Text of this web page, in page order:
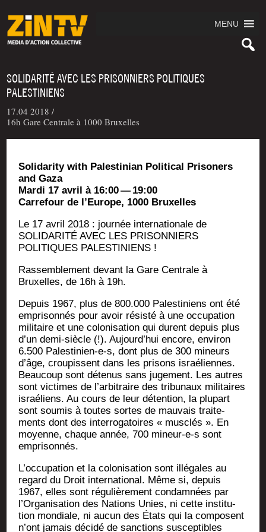
MENU
SOLIDARITÉ AVEC LES PRISONNIERS POLITIQUES
PALESTINIENS
17.04 2018 /
16h Gare Centrale à 1000 Bruxelles
Soli­da­ri­ty with Pales­ti­nian Poli­ti­cal Pri­so­ners
and Gaza
Mar­di 17 avril à 16:00 — 19:00
Car­re­four de l’Eu­rope, 1000 Bruxelles
Le 17 avril 2018 : jour­née inter­na­tio­nale de
SOLIDARITÉ AVEC LES PRISONNIERS
POLITIQUES PALESTINIENS !
Ras­sem­ble­ment devant la Gare Cen­trale à
Bruxelles, de 16h à 19h.
Depuis 1967, plus de 800.000 Pales­ti­niens ont été
empri­son­nés pour avoir résis­té à une occu­pa­tion
mili­taire et une colo­ni­sa­tion qui durent depuis plus
d’un demi-siècle (!). Aujourd’hui encore, envi­ron
6.500 Pales­ti­nien-e‑s, dont plus de 300 mineurs
d’âge, crou­pissent dans les pri­sons israé­liennes.
Beau­coup sont déte­nus sans juge­ment. Les autres
sont vic­times de l’arbitraire des tri­bu­naux mili­taires
israé­liens. Au cours de leur déten­tion, la plu­part
sont sou­mis à toutes sortes de mau­vais trai­te­
ments dont des inter­ro­ga­toires « mus­clés ». En
moyenne, chaque année, 700 mineur-e‑s sont
emprisonnés.
L’oc­cu­pa­tion et la colo­ni­sa­tion sont illé­gales au
regard du Droit inter­na­tio­nal. Même si, depuis
1967, elles sont régu­liè­re­ment condam­nées par
l’Organisation des Nations Unies, ni cette ins­ti­tu­
tion mon­diale, ni aucun des États qui la com­posent
n’ont jamais déci­dé de sanc­tions sus­cep­tibles